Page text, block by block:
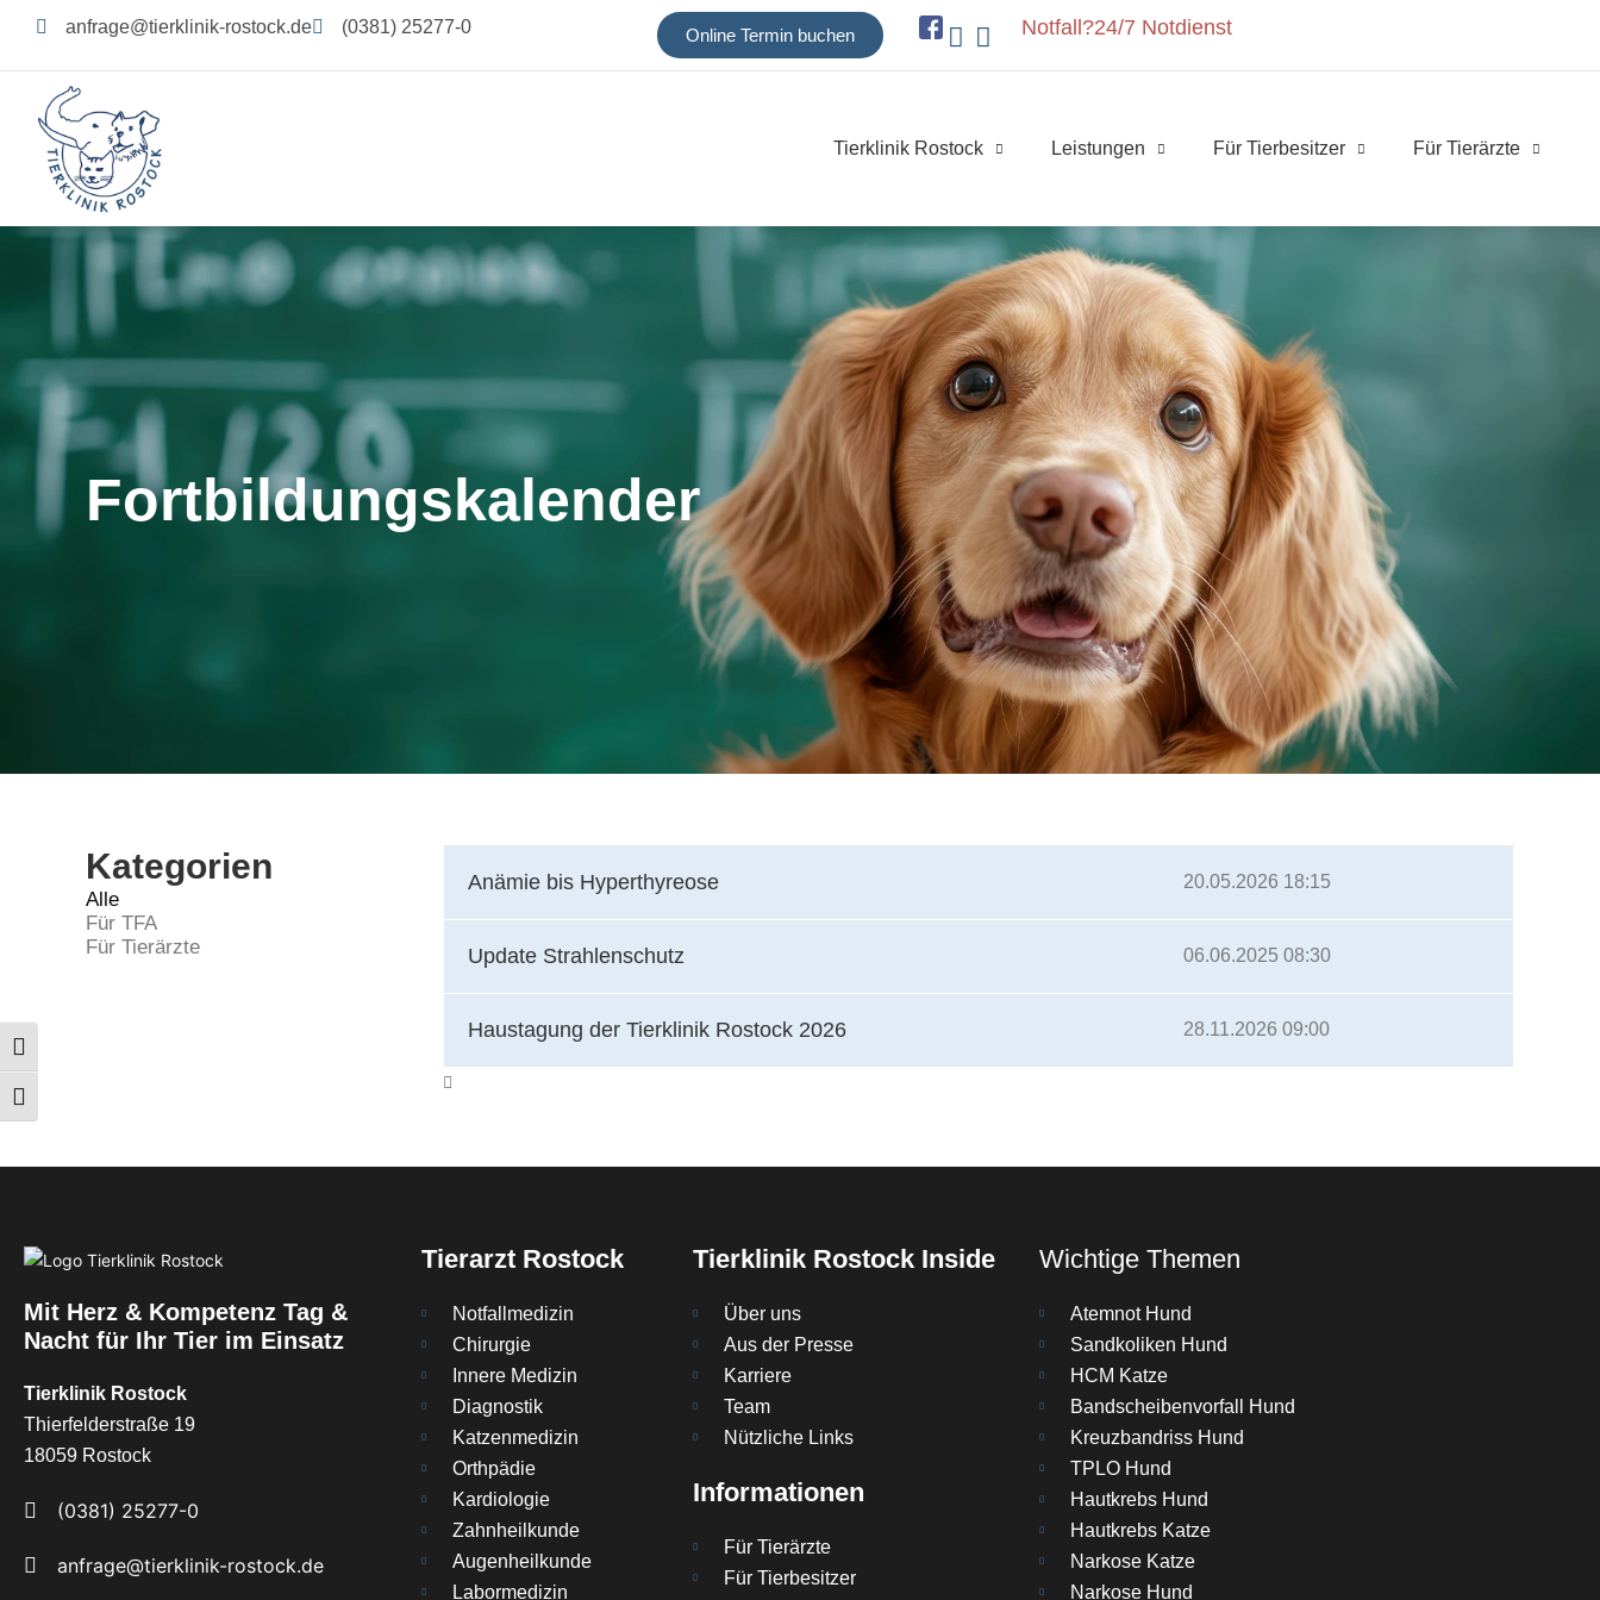
Inhalt
Umschalten auf hohe Kontraste
Schrift vergrößern
anfrage@tierklinik-rostock.de (0381) 25277-0 Online Termin buchen Notfall?24/7 Notdienst
Tierklinik Rostock Leistungen Für Tierbesitzer Für Tierärzte
Fortbildungskalender
Kategorien
Für TFA
Für Tierärzte
Alle
Anämie bis Hyperthyreose 20.05.2026 18:15
Update Strahlenschutz 06.06.2025 08:30
Haustagung der Tierklinik Rostock 2026 28.11.2026 09:00
Mit Herz & Kompetenz Tag &
Nacht für Ihr Tier im Einsatz
Tierklinik Rostock
Thierfelderstraße 19
18059 Rostock
(0381) 25277-0
anfrage@tierklinik-rostock.de
Tierarzt Rostock
Notfallmedizin
Chirurgie
Innere Medizin
Diagnostik
Katzenmedizin
Orthpädie
Kardiologie
Zahnheilkunde
Augenheilkunde
Labormedizin
Tierklinik Rostock Inside
Über uns
Aus der Presse
Karriere
Team
Nützliche Links
Informationen
Für Tierärzte
Für Tierbesitzer
Wichtige Themen
Atemnot Hund
Sandkoliken Hund
HCM Katze
Bandscheibenvorfall Hund
Kreuzbandriss Hund
TPLO Hund
Hautkrebs Hund
Hautkrebs Katze
Narkose Katze
Narkose Hund